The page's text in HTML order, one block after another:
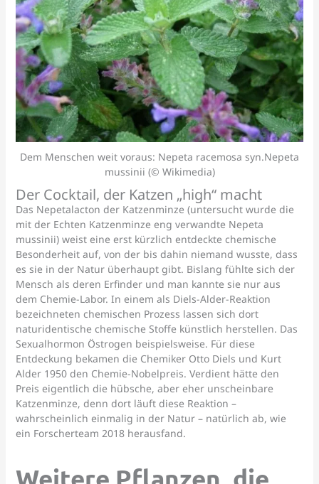
Dem Menschen weit voraus: Nepeta racemosa syn.Nepeta
mussinii (© Wikimedia)
Der Cocktail, der Katzen „high“ macht
Das Nepetalacton der Katzenminze (untersucht wurde die
mit der Echten Katzenminze eng verwandte Nepeta
mussinii) weist eine erst kürzlich entdeckte chemische
Besonderheit auf, von der bis dahin niemand wusste, dass
es sie in der Natur überhaupt gibt. Bislang fühlte sich der
Mensch als deren Erfinder und man kannte sie nur aus
dem Chemie-Labor. In einem als Diels-Alder-Reaktion
bezeichneten chemischen Prozess lassen sich dort
naturidentische chemische Stoffe künstlich herstellen. Das
Sexualhormon Östrogen beispielsweise. Für diese
Entdeckung bekamen die Chemiker Otto Diels und Kurt
Alder 1950 den Chemie-Nobelpreis. Verdient hätte den
Preis eigentlich die hübsche, aber eher unscheinbare
Katzenminze, denn dort läuft diese Reaktion –
wahrscheinlich einmalig in der Natur – natürlich ab, wie
ein Forscherteam 2018 herausfand.
Weitere Pflanzen, die